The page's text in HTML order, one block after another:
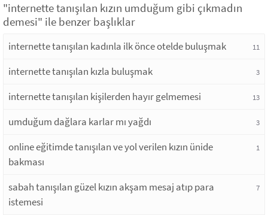
"internette tanışılan kızın umduğum gibi çıkmadın
demesi" ile benzer başlıklar
internette tanışılan kadınla ilk önce otelde buluşmak 11
internette tanışılan kızla buluşmak 3
internette tanışılan kişilerden hayır gelmemesi 13
umduğum dağlara karlar mı yağdı 3
online eğitimde tanışılan ve yol verilen kızın ünide
bakması
1
sabah tanışılan güzel kızın akşam mesaj atıp para
istemesi
7